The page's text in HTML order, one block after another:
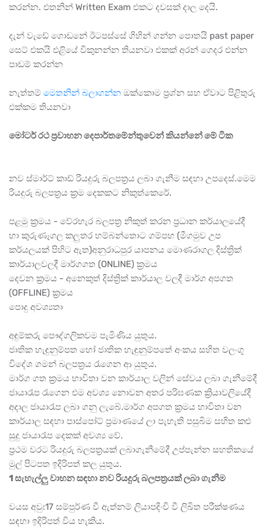
කරන්න. එතනින් Written Exam එකට දවසක් දාල දෙයි.
දැන් වැඩේ ගොඩනේ ඊටපස්සේ ගිහින් ගන්න පොතයි past paper
සෙට් එකයි එළියේ විකුනන්න තියනවා එකක් අරන් ගෙදර එන්න
පාඩම් කරන්න
නැත්තම් මෙතනින් බලාගන්න ඔක්කොම ප්‍රශ්න සහ ඒවාට පිළිතුරු
එක්කම තියනවා
මෝටර් රථ ප්‍රවාහන දෙපාර්තමේන්තුවෙන් කියන්නේ මේ ටික
නව ස්මාර්ට් කාඩ් රියදුරු බලපත්‍රය ලබා ගැනීම සඳහා උපදෙස්.මෙම
රියදුරු බලපත්‍රය ක්‍රම දෙකකට නිකුත්කෙරේ.
පළමු ක්‍රමය - වේරහැර බලපත්‍ර නිකුත් කරන ප්‍රධාන කර්යාලයේදී
හා කුරුණෑගල කලුතර හම්බන්‍‍තොට ගම්පහ (මීගමුව උප
කර්යලයක් පිහිට ඇත)අනුරාධපුර යාපනය මොණරාගල දිස්ත්‍රික්
කාර්යාලවලදී මාර්ගගත (ONLINE) ක්‍රමය
දෙවන ක්‍රමය - අනෙකුත් දිස්ත්‍රික් කාර්යාල වලදී මාර්ග අපගත
(OFFLINE) ක්‍රමය
පොදු අවශ්‍යතා
අඳුම්කරු පෞද්ගලිකවම පැමිණිය යුතුය.
ජාතික හැඳුනුම්පත හෝ ජාතික හැඳුනුම්පතේ අංකය සහිත වලංගු
විදේශ ගමන් බලපත්‍රය රැගෙන ආ යුතුය.
මාර්ග ගත ක්‍රමය භාවිතා වන කාර්යාල වලින් සේවය ලබා ගැනීමේදී
ජායාරෑප රැගෙන එම අවශ්‍ය නොවන අතර පරිඝණක ක්‍රියාවලියේදී
අදාල ජායාරෑප ලබා ගනු ලැබේ.මාර්ග අපගත ක්‍රමය භාවිතා වන
කාර්යාල සඳහා පාස්පෝට් ප්‍රමාණයේ ලා පැහැති පසුබිම සහිත කළු
සුදු ජායාරෑප දෙකක් අවශ්‍ය වේ.
ප්‍රථම වරට රියදුරු බලපත්‍රයක් ලබාගැනීමේදී උප්පැන්න සහතිකයේ
මුල් පිටපත ඉදිරිපත් කල යුතුය.
1 සැහැල්ලු වාහන සඳහා නව රියදුරු බලපත්‍රයක් ලබා ගැනීම
වයස අවු:17 සම්පුර්ණ වී ඇත්නම් ලියාපදිංචි වී ලිඛිත පරීක්ෂණය
සඳහා ඉදිරිපත් විය හැකිය.